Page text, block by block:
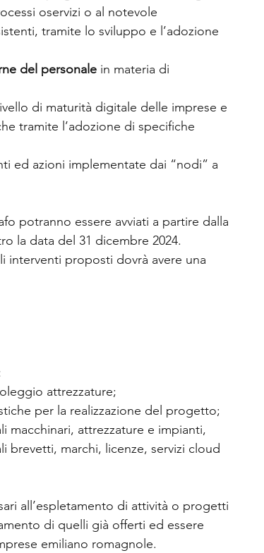
oservizi o al notevole
tramite lo sviluppo e l’adozione
del personale in materia di
di maturità digitale delle imprese e
tramite l’adozione di specifiche
ed azioni implementate dai “nodi” a
potranno essere avviati a partire dalla
la data del 31 dicembre 2024.
interventi proposti dovrà avere una
attrezzature;
per la realizzazione del progetto;
macchinari, attrezzature e impianti,
brevetti, marchi, licenze, servizi cloud
all’espletamento di attività o progetti
di quelli già offerti ed essere
emiliano romagnole.